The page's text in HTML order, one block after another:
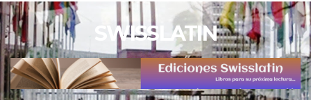
Saltar
al
contenido
SWISSLATIN